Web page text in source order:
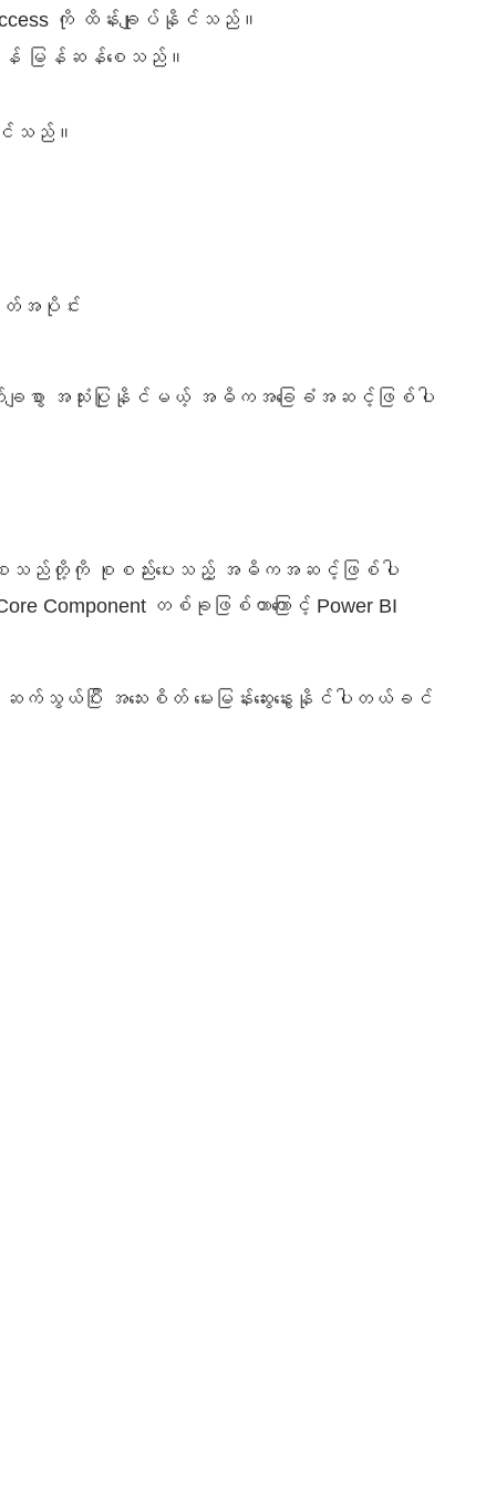
ကို ထိန်းချုပ်နိုင်သည်။
အချိန် မြန်ဆန်စေသည်။
နိုင်သည်။
တ်အပိုင်း
ျစွာ အသုံးပြုနိုင်မယ့် အဓိကအခြေခံအဆင့်ဖြစ်ပါ
စသည်တို့ကို စုစည်းပေးသည့် အဓိကအဆင့်ဖြစ်ပါ
တစ်ခုဖြစ်တာကြောင့် Power BI
က်သွယ်ပြီး အသေးစိတ် မေးမြန်းဆွေးနွေးနိုင်ပါတယ်ခင်